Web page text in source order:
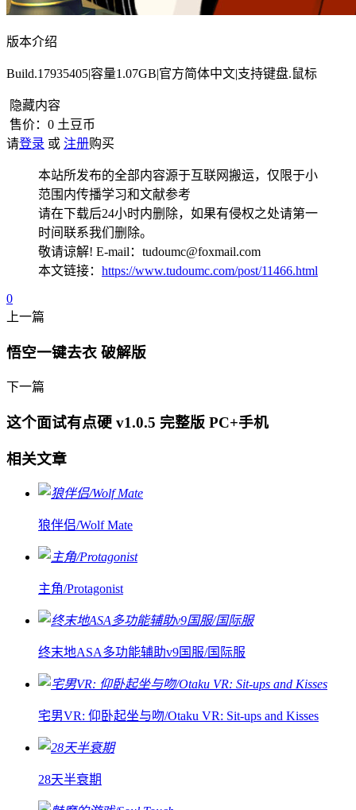
版本介绍
Build.17935405|容量1.07GB|官方简体中文|支持键盘.鼠标
隐藏内容
售价： 0 土豆币
请登录 或 注册购买
本站所发布的全部内容源于互联网搬运，仅限于小
范围内传播学习和文献参考
请在下载后24小时内删除，如果有侵权之处请第一
时间联系我们删除。
敬请谅解! E-mail：tudoumc@foxmail.com
本文链接： https://www.tudoumc.com/post/11466.html
0
上一篇
悟空一键去衣 破解版
下一篇
这个面试有点硬 v1.0.5 完整版 PC+手机
相关文章
狼伴侣/Wolf Mate
主角/Protagonist
终末地ASA多功能辅助v9国服/国际服
宅男VR: 仰卧起坐与吻/Otaku VR: Sit-ups and Kisses
28天半衰期